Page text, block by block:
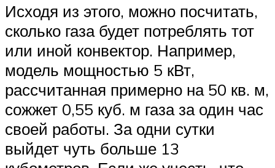
Исходя из этого, можно посчитать,
сколько газа будет потреблять тот
или иной конвектор. Например,
модель мощностью 5 кВт,
рассчитанная примерно на 50 кв. м,
сожжет 0,55 куб. м газа за один час
своей работы. За одни сутки
выйдет чуть больше 13